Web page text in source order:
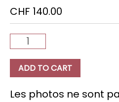
CHF 140.00
Bianco
quantity
ADD TO CART
Les photos ne sont